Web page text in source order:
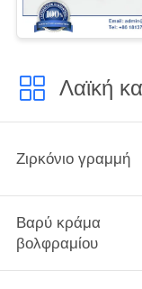
Λαϊκή
Ζιρκόνιο γραμμή
Βαρύ κράμα
βολφραμίου